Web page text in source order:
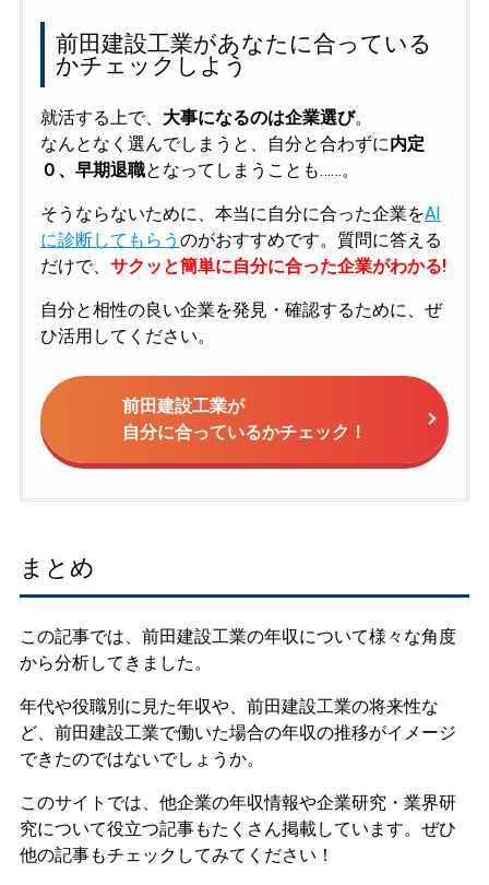
前田建設工業があなたに合っている
かチェックしよう
就活する上で、 大事になるのは企業選び。
なんとなく選んでしまうと、自分と合わずに内定
０、早期退職となってしまうことも……。
そうならないために、本当に自分に合った企業をAI
に診断してもらう のがおすすめです。質問に答える
だけで、 サクッと簡単に自分に合った企業がわかる!
自分と相性の良い企業を発見・確認するために、ぜ
ひ活用してください。
前田建設工業が
自分に合っているかチェック！
まとめ
この記事では、前田建設工業の年収について様々な角度
から分析してきました。
年代や役職別に見た年収や、前田建設工業の将来性な
ど、前田建設工業で働いた場合の年収の推移がイメージ
できたのではないでしょうか。
このサイトでは、他企業の年収情報や企業研究・業界研
究について役立つ記事もたくさん掲載しています。ぜひ
他の記事もチェックしてみてください！